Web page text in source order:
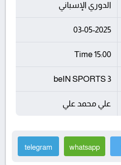
الدوري الإسباني
03-05-2025
15:00 Time
beIN SPORTS 3
علي محمد علي
whatsapp
telegram